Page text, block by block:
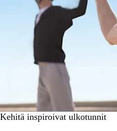
Kehitä inspiroivat ulkotunnit